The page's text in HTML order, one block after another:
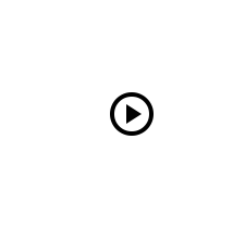
play_circle